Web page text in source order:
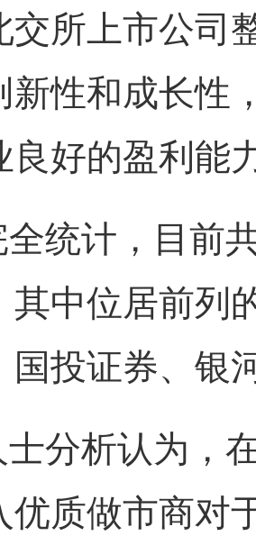
交所上市公司
新性和成长性
良好的盈利能
统计，目前
其中位居前列
国投证券、银
分析认为，
优质做市商对